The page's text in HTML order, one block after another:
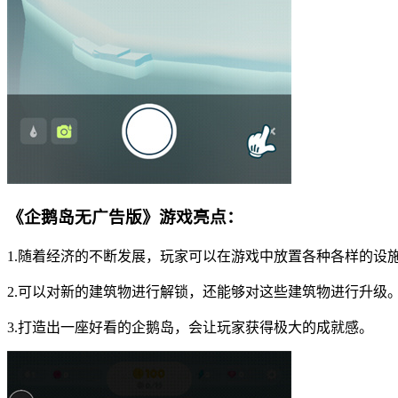
《企鹅岛无广告版》游戏亮点：
1.随着经济的不断发展，玩家可以在游戏中放置各种各样的设
2.可以对新的建筑物进行解锁，还能够对这些建筑物进行升级。
3.打造出一座好看的企鹅岛，会让玩家获得极大的成就感。